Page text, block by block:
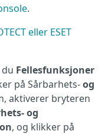
.
eller ESET
Fellesfunksjoner
på Sårbarhets-og
aktiverer bryteren
og
, og klikker på